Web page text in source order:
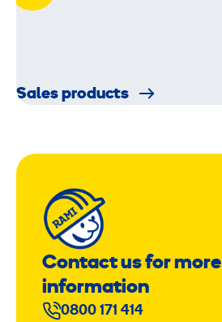
Sales products
Contact us for more
information
0800 171 414